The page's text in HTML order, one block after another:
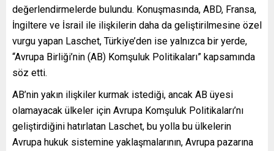
değerlendirmelerde bulundu. Konuşmasında, ABD, Fransa,
İngiltere ve İsrail ile ilişkilerin daha da geliştirilmesine özel
vurgu yapan Laschet, Türkiye’den ise yalnızca bir yerde,
“Avrupa Birliği’nin (AB) Komşuluk Politikaları” kapsamında
söz etti.
AB’nin yakın ilişkiler kurmak istediği, ancak AB üyesi
olamayacak ülkeler için Avrupa Komşuluk Politikaları’nı
geliştirdiğini hatırlatan Laschet, bu yolla bu ülkelerin
Avrupa hukuk sistemine yaklaşmalarının, Avrupa pazarına